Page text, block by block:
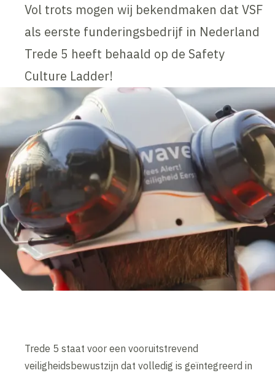
Vol trots mogen wij bekendmaken dat VSF
als eerste funderingsbedrijf in Nederland
Trede 5 heeft behaald op de Safety
Culture Ladder!
Trede 5 staat voor een vooruitstrevend
veiligheidsbewustzijn dat volledig is geïntegreerd in